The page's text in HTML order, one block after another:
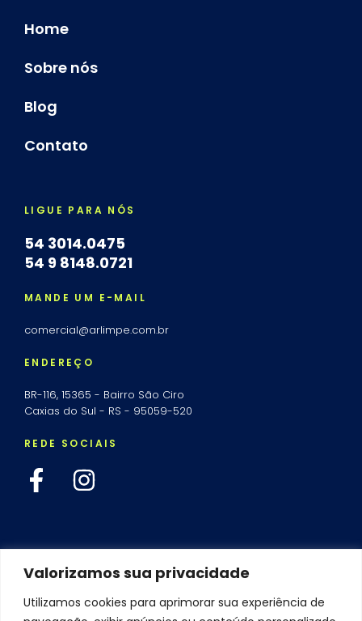
Valorizamos sua privacidade
Utilizamos cookies para aprimorar sua experiência de
Home
Sobre nós
Blog
Contato
LIGUE PARA NÓS
54 3014.0475
54 9 8148.0721
MANDE UM E-MAIL
comercial@arlimpe.com.br
ENDEREÇO
BR-116, 15365 - Bairro São Ciro
Caxias do Sul - RS - 95059-520
REDE SOCIAIS